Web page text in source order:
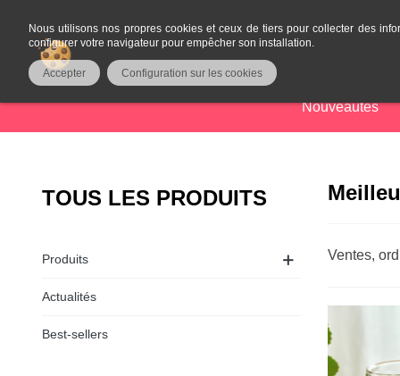
Nous utilisons nos propres cookies et ceux de tiers pour collecter des
configurer votre navigateur pour empêcher son installation.
Accepter Configuration sur les cookies
Nouveautés
TOUS LES PRODUITS
Produits
Actualités
Best-sellers
Ventes,